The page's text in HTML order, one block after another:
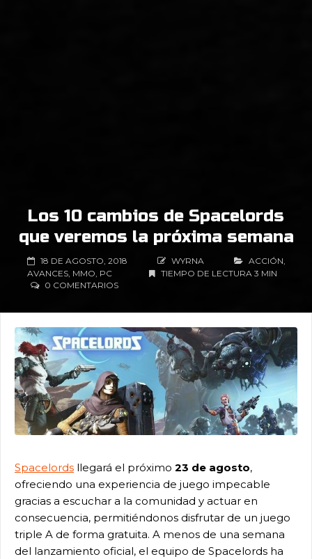
Los 10 cambios de Spacelords
que veremos la próxima semana
18 DE AGOSTO, 2018 WYRNA ACCIÓN,
AVANCES, MMO, PC
TIEMPO DE LECTURA 3 MIN
0 COMENTARIOS
Spacelords llegará el próximo 23 de agosto,
ofreciendo una experiencia de juego impecable
gracias a escuchar a la comunidad y actuar en
consecuencia, permitiéndonos disfrutar de un juego
triple A de forma gratuita. A menos de una semana
del lanzamiento oficial, el equipo de Spacelords ha